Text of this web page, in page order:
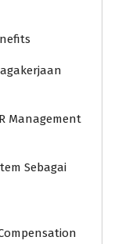
Management
Sebagai